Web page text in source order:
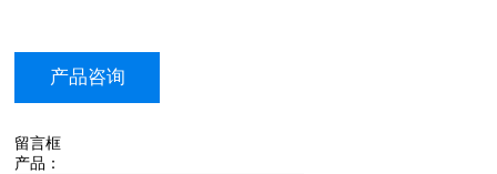
产品咨询
留言框
产品：